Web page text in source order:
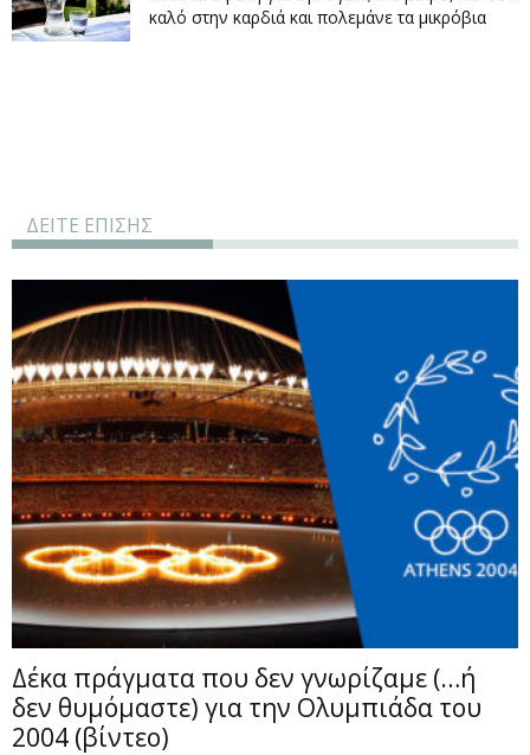
καλό στην καρδιά και πολεμάνε τα μικρόβια
ΔΕΙΤΕ ΕΠΙΣΗΣ
Δέκα πράγματα που δεν γνωρίζαμε (…ή
δεν θυμόμαστε) για την Ολυμπιάδα του
2004 (βίντεο)